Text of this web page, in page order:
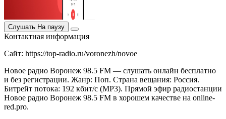
Слушать На паузу
Контактная информация
Сайт: https://top-radio.ru/voronezh/novoe
Новое радио Воронеж 98.5 FM — слушать онлайн бесплатно
и без регистрации. Жанр: Поп. Страна вещания: Россия.
Битрейт потока: 192 кбит/с (MP3). Прямой эфир радиостанции
Новое радио Воронеж 98.5 FM в хорошем качестве на online-
red.pro.